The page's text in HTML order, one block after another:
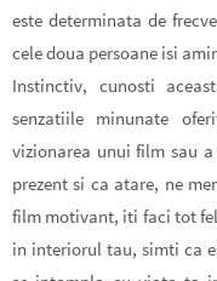
este determinata de
cele doua persoane isi
Instinctiv, cunosti
senzatiile minunate
vizionarea unui film sau
prezent si ca atare, ne
film motivant, iti faci tot
in interiorul tau, simti ca